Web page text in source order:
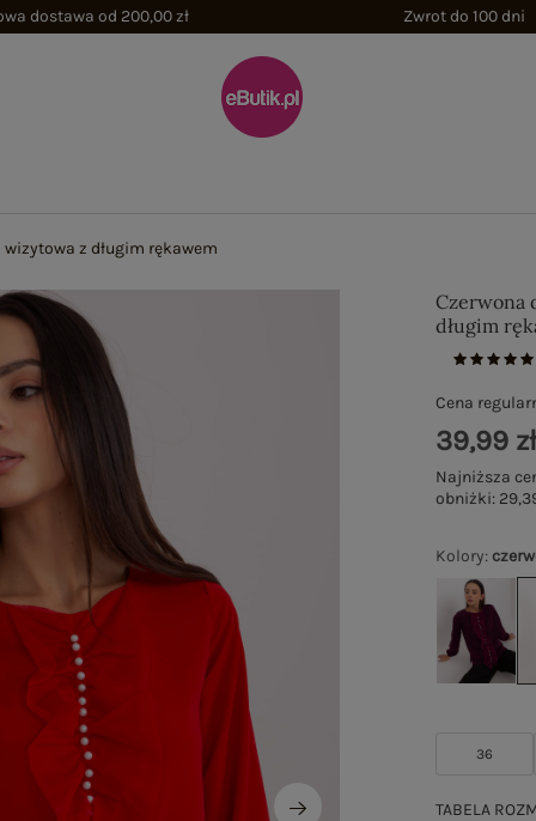
dostawa od 200,00 zł Zwrot do 100 dni
z długim rękawem
Czerwona
długim
Kolory:
36
TABELA
Cena
39,99
Najniższa
obniżki: